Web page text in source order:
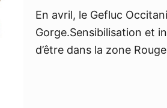
En avril, le Gefluc
Gorge.Sensibilisation et
d’être dans la zone